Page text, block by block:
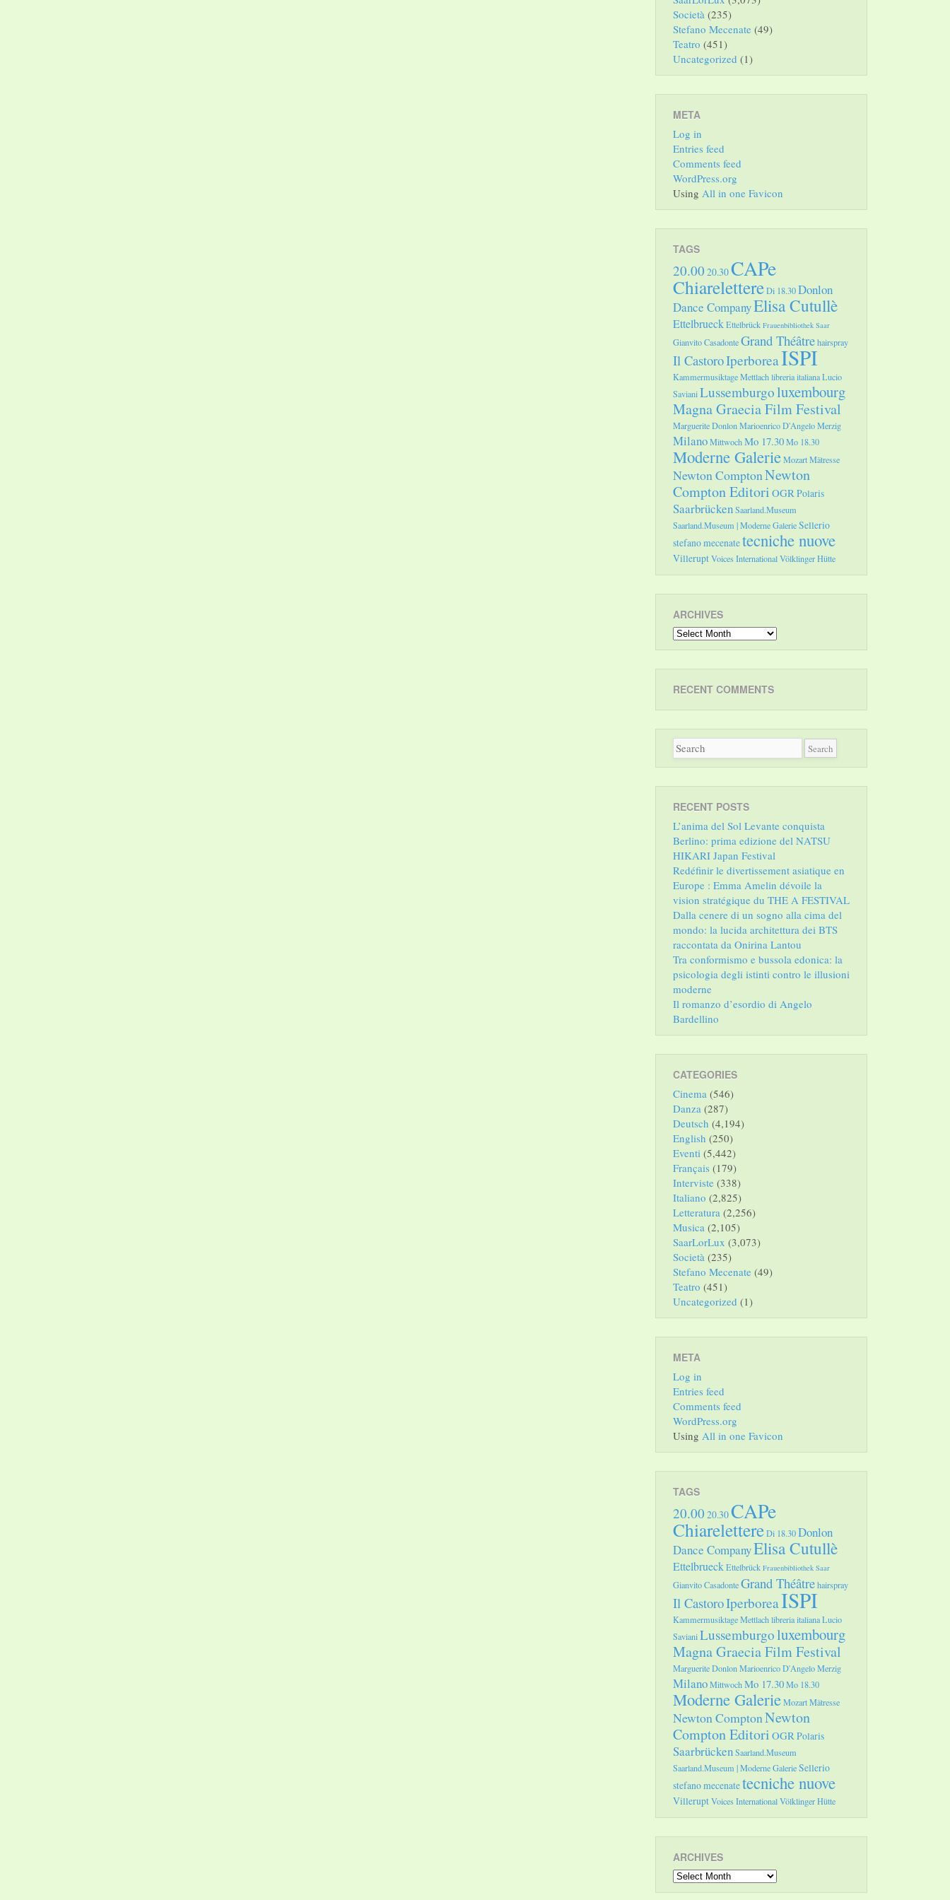
Società (235)
Stefano Mecenate (49)
Teatro (451)
Uncategorized (1)
META
Log in
Entries feed
Comments feed
WordPress.org
Using All in one Favicon
TAGS
20.00 20.30CAPe
ChiarelettereDi 18.30Donlon
Dance CompanyElisa Cutullè
EttelbrueckEttelbrück Frauenbibliothek Saar
Gianvito CasadonteGrand Théâtrehairspray
Il CastoroIperboreaISPI
Kammermusiktage Mettlachlibreria italianaLucio
SavianiLussemburgoluxembourg
Magna Graecia Film Festival
Marguerite DonlonMarioenrico D'AngeloMerzig
MilanoMittwochMo 17.30Mo 18.30
Moderne GalerieMozartMätresse
Newton ComptonNewton
Compton Editori OGRPolaris
SaarbrückenSaarland.Museum
Saarland.Museum | Moderne GalerieSellerio
stefano mecenatetecniche nuove
VilleruptVoices InternationalVölklinger Hütte
ARCHIVES
Archives
RECENT COMMENTS
RECENT POSTS
L’anima del Sol Levante conquista
Berlino: prima edizione del NATSU
HIKARI Japan Festival
Redéfinir le divertissement asiatique en
Europe : Emma Amelin dévoile la
vision stratégique du THE A FESTIVAL
Dalla cenere di un sogno alla cima del
mondo: la lucida architettura dei BTS
raccontata da Onirina Lantou
Tra conformismo e bussola edonica: la
psicologia degli istinti contro le illusioni
moderne
Il romanzo d’esordio di Angelo
Bardellino
CATEGORIES
Cinema (546)
Danza (287)
Deutsch (4,194)
English (250)
Eventi (5,442)
Français (179)
Interviste (338)
Italiano (2,825)
Letteratura (2,256)
Musica (2,105)
SaarLorLux (3,073)
Società (235)
Stefano Mecenate (49)
Teatro (451)
Uncategorized (1)
META
Log in
Entries feed
Comments feed
WordPress.org
Using All in one Favicon
TAGS
20.00 20.30CAPe
ChiarelettereDi 18.30Donlon
Dance CompanyElisa Cutullè
EttelbrueckEttelbrück Frauenbibliothek Saar
Gianvito CasadonteGrand Théâtrehairspray
Il CastoroIperboreaISPI
Kammermusiktage Mettlachlibreria italianaLucio
SavianiLussemburgoluxembourg
Magna Graecia Film Festival
Marguerite DonlonMarioenrico D'AngeloMerzig
MilanoMittwochMo 17.30Mo 18.30
Moderne GalerieMozartMätresse
Newton ComptonNewton
Compton Editori OGRPolaris
SaarbrückenSaarland.Museum
Saarland.Museum | Moderne GalerieSellerio
stefano mecenatetecniche nuove
VilleruptVoices InternationalVölklinger Hütte
ARCHIVES
Archives